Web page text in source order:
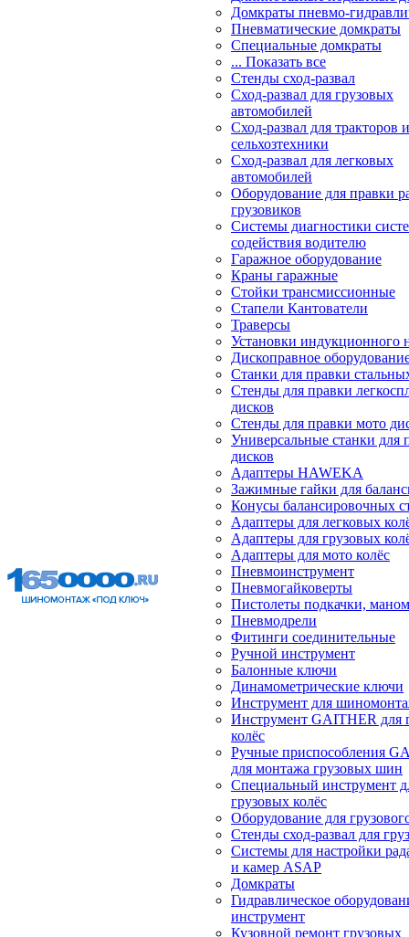
Домкраты пневмо-
Пневматические домкраты
Специальные домкраты
... Показать все
Стенды сход-развал
Сход-развал для грузовых
автомобилей
Сход-развал для тракторов и
сельхозтехники
Сход-развал для легковых
автомобилей
Оборудование для правки
грузовиков
Системы диагностики
содействия водителю
Гаражное оборудование
Краны гаражные
Стойки трансмиссионные
Стапели Кантователи
Траверсы
Установки индукционного
Дископравное
Станки для правки
Стенды для правки
дисков
Стенды для правки мото
Универсальные станки для
дисков
Адаптеры HAWEKA
Зажимные гайки для
Конусы балансировочных
Адаптеры для легковых
Адаптеры для грузовых
Адаптеры для мото колёс
Пневмоинструмент
Пневмогайковерты
Пистолеты подкачки,
Пневмодрели
Фитинги соединительные
Ручной инструмент
Балонные ключи
Динамометрические ключи
Инструмент для
Инструмент GAITHER для
колёс
Ручные приспособления
для монтажа грузовых шин
Специальный инструмент
грузовых колёс
Оборудование для
Стенды сход-развал для
Системы для настройки
и камер ASAP
Домкраты
Гидравлическое
инструмент
Кузовной ремонт грузовых